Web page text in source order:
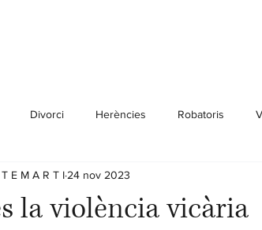
Divorci Herències Robatoris
Família
la violència vicària
E M A R T I 24 nov 2023